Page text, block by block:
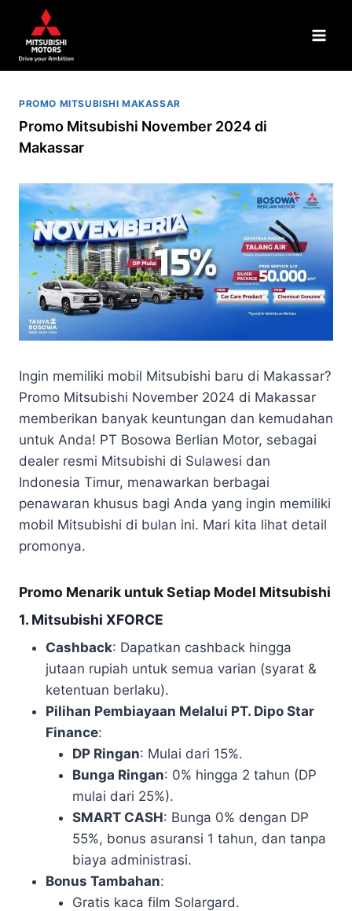
PROMO MITSUBISHI MAKASSAR
Promo Mitsubishi November 2024 di
Makassar
Ingin memiliki mobil Mitsubishi baru di Makassar?
Promo Mitsubishi November 2024 di Makassar
memberikan banyak keuntungan dan kemudahan
untuk Anda! PT Bosowa Berlian Motor, sebagai
dealer resmi Mitsubishi di Sulawesi dan
Indonesia Timur, menawarkan berbagai
penawaran khusus bagi Anda yang ingin memiliki
mobil Mitsubishi di bulan ini. Mari kita lihat detail
promonya.
Promo Menarik untuk Setiap Model Mitsubishi
1. Mitsubishi XFORCE
Cashback: Dapatkan cashback hingga
jutaan rupiah untuk semua varian (syarat &
ketentuan berlaku).
Pilihan Pembiayaan Melalui PT. Dipo Star
Finance:
DP Ringan: Mulai dari 15%.
Bunga Ringan: 0% hingga 2 tahun (DP
mulai dari 25%).
SMART CASH: Bunga 0% dengan DP
55%, bonus asuransi 1 tahun, dan tanpa
biaya administrasi.
Bonus Tambahan:
Gratis kaca film Solargard.